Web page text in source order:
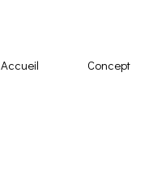
Accueil Concept